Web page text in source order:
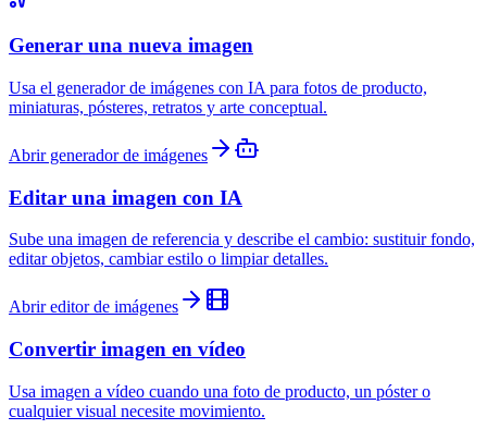
Generar una nueva imagen
Usa el generador de imágenes con IA para fotos de producto,
miniaturas, pósteres, retratos y arte conceptual.
Abrir generador de imágenes
Editar una imagen con IA
Sube una imagen de referencia y describe el cambio: sustituir fondo,
editar objetos, cambiar estilo o limpiar detalles.
Abrir editor de imágenes
Convertir imagen en vídeo
Usa imagen a vídeo cuando una foto de producto, un póster o
cualquier visual necesite movimiento.